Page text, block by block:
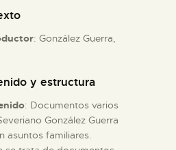
: González Guerra,
y estructura
: Documentos varios
González Guerra
asuntos familiares.